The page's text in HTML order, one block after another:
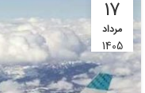
17
مرداد
1405